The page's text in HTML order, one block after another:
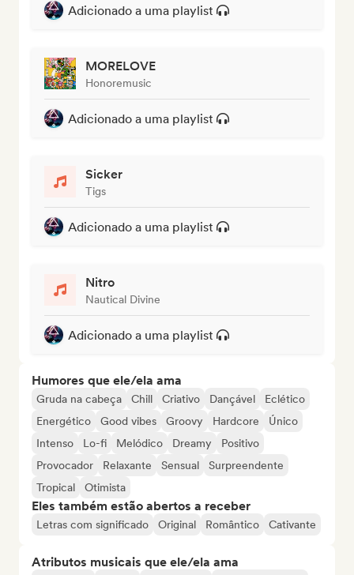
Adicionado a uma playlist
MORELOVE
Honoremusic
Adicionado a uma playlist
Sicker
Tigs
Adicionado a uma playlist
Nitro
Nautical Divine
Adicionado a uma playlist
Humores que ele/ela ama
Gruda na cabeça Chill Criativo Dançável
Eclético
Energético
Good vibes Groovy Hardcore
Único
Intenso
Lo-fi Melódico Dreamy
Positivo
Provocador
Relaxante Sensual
Surpreendente
Tropical
Otimista
Eles também estão abertos a receber
Letras com significado Original Romântico Cativante
Atributos musicais que ele/ela ama